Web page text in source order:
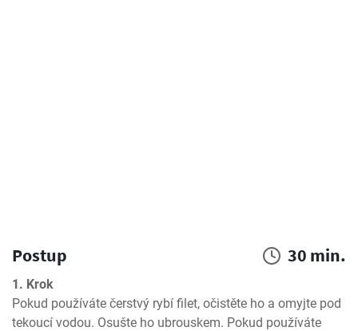
Postup 30 min.
1. Krok
Pokud používáte čerstvý rybí filet, očistěte ho a omyjte pod
tekoucí vodou. Osušte ho ubrouskem. Pokud používáte